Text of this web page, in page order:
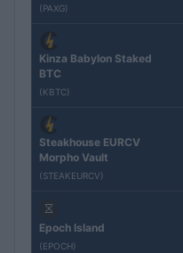
(PAXG)
Kinza Babylon Staked
BTC
(KBTC)
Steakhouse EURCV
Morpho Vault
(STEAKEURCV)
Epoch Island
(EPOCH)